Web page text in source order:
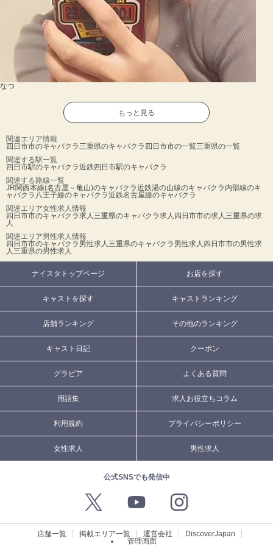
なつ
もっと見る
関連エリア情報
四日市市のキャバクラ三重県のキャバクラ 四日市市の一覧三重県の一覧
関連する駅一覧
四日市駅のキャバクラ近鉄四日市駅のキャバクラ
関連する路線一覧
JR関西本線(名古屋～亀山)のキャバクラ近鉄湯の山線のキャバクラ 内部線のキ
ャバクラ 八王子線のキャバクラ近鉄名古屋線のキャバクラ
関連エリア女性求人情報
四日市市のキャバクラ求人三重県のキャバクラ求人 四日市市の求人三重県の求
人
関連エリア男性求人情報
四日市市のキャバクラ男性求人三重県のキャバクラ男性求人 四日市市の男性求
人三重県の男性求人
ナイスタトップページ お店を探す
キャストを探す キャストランキング
店舗ランキング その他のランキング
キャスト日記 クーポン
グラビア よくある質問
用語集 求人お役立ちコラム
利用規約 プライバシーポリシー
女性求人 男性求人
公式SNSでも発信中
店舗一覧 掲載エリア一覧 運営会社
DiscoverJapan
管理画面